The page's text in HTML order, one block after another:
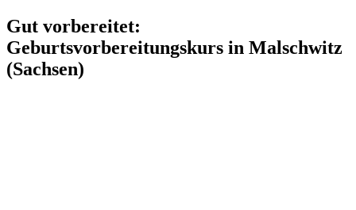
Gut vorbereitet:
Geburtsvorbereitungskurs in Malschwitz
(Sachsen)